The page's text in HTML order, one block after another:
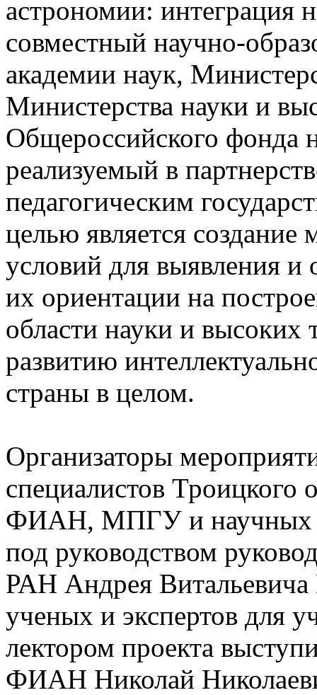
астрономии: интеграция
совместный научно-
академии наук,
Министерства науки и
Общероссийского фонда
реализуемый в
педагогическим
целью является
условий для выявления и
их ориентации на
области науки и высоких
развитию
страны в целом.
Организаторы
специалистов Троицкого
ФИАН, МПГУ и научных
под руководством
РАН Андрея
ученых и экспертов для
лектором проекта
ФИАН Николай